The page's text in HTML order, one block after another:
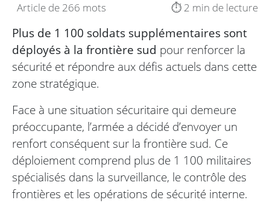
Article de 266 mots ⏱️ 2 min de lecture
Plus de 1 100 soldats supplémentaires sont
déployés à la frontière sud pour renforcer la
sécurité et répondre aux défis actuels dans cette
zone stratégique.
Face à une situation sécuritaire qui demeure
préoccupante, l’armée a décidé d’envoyer un
renfort conséquent sur la frontière sud. Ce
déploiement comprend plus de 1 100 militaires
spécialisés dans la surveillance, le contrôle des
frontières et les opérations de sécurité interne.